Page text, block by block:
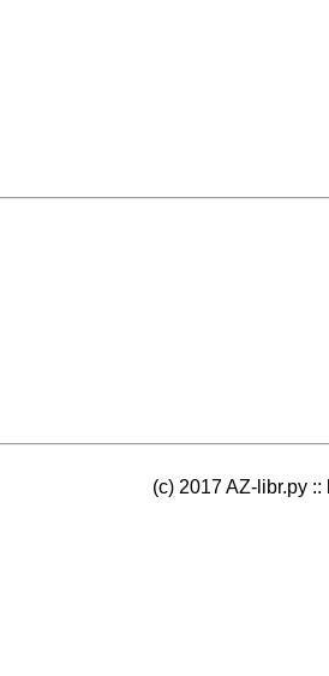
(c) 2017 AZ-libr.ру ::